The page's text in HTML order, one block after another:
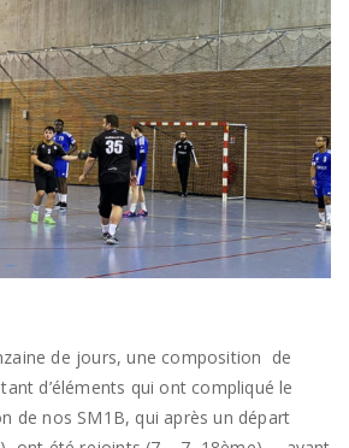
de jours, une composition de
d’éléments qui ont compliqué le
de nos SM1B, qui après un départ